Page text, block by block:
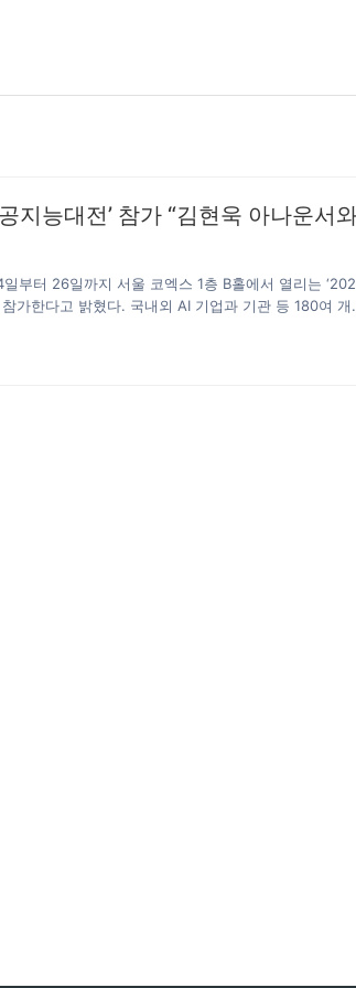
지능대전’ 참가 “김현욱 아나운서
부터 26일까지 서울 코엑스 1층 B홀에서 열리는
가한다고 밝혔다. 국내외 AI 기업과 기관 등 180여 개
전략 등 AI 국내 최고의 전문가들이 모여 심도 있는